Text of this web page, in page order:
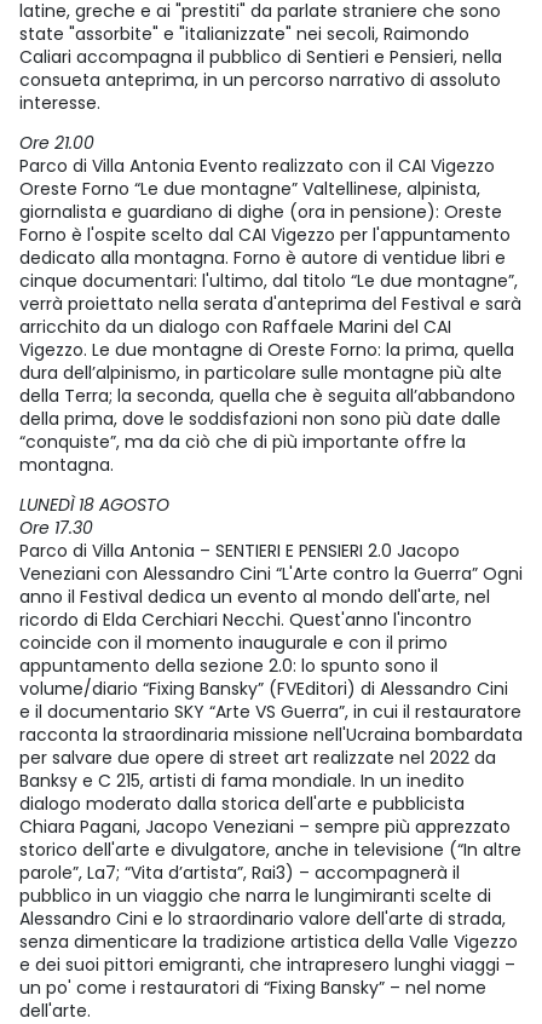
latine, greche e ai "prestiti" da parlate straniere che sono
state "assorbite" e "italianizzate" nei secoli, Raimondo
Caliari accompagna il pubblico di Sentieri e Pensieri, nella
consueta anteprima, in un percorso narrativo di assoluto
interesse.
Ore 21.00
Parco di Villa Antonia Evento realizzato con il CAI Vigezzo
Oreste Forno “Le due montagne” Valtellinese, alpinista,
giornalista e guardiano di dighe (ora in pensione): Oreste
Forno è l'ospite scelto dal CAI Vigezzo per l'appuntamento
dedicato alla montagna. Forno è autore di ventidue libri e
cinque documentari: l'ultimo, dal titolo “Le due montagne”,
verrà proiettato nella serata d'anteprima del Festival e sarà
arricchito da un dialogo con Raffaele Marini del CAI
Vigezzo. Le due montagne di Oreste Forno: la prima, quella
dura dell’alpinismo, in particolare sulle montagne più alte
della Terra; la seconda, quella che è seguita all’abbandono
della prima, dove le soddisfazioni non sono più date dalle
“conquiste”, ma da ciò che di più importante offre la
montagna.
LUNEDÌ 18 AGOSTO
Ore 17.30
Parco di Villa Antonia – SENTIERI E PENSIERI 2.0 Jacopo
Veneziani con Alessandro Cini “L'Arte contro la Guerra” Ogni
anno il Festival dedica un evento al mondo dell'arte, nel
ricordo di Elda Cerchiari Necchi. Quest'anno l'incontro
coincide con il momento inaugurale e con il primo
appuntamento della sezione 2.0: lo spunto sono il
volume/diario “Fixing Bansky” (FVEditori) di Alessandro Cini
e il documentario SKY “Arte VS Guerra”, in cui il restauratore
racconta la straordinaria missione nell'Ucraina bombardata
per salvare due opere di street art realizzate nel 2022 da
Banksy e C 215, artisti di fama mondiale. In un inedito
dialogo moderato dalla storica dell'arte e pubblicista
Chiara Pagani, Jacopo Veneziani – sempre più apprezzato
storico dell'arte e divulgatore, anche in televisione (“In altre
parole”, La7; “Vita d’artista”, Rai3) – accompagnerà il
pubblico in un viaggio che narra le lungimiranti scelte di
Alessandro Cini e lo straordinario valore dell'arte di strada,
senza dimenticare la tradizione artistica della Valle Vigezzo
e dei suoi pittori emigranti, che intrapresero lunghi viaggi –
un po' come i restauratori di “Fixing Bansky” – nel nome
dell'arte.